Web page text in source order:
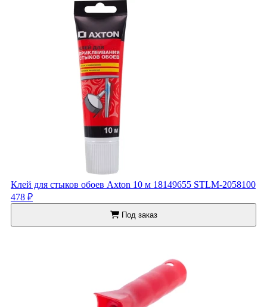
Клей для стыков обоев Axton 10 м 18149655 STLM-2058100
478 ₽
Под заказ